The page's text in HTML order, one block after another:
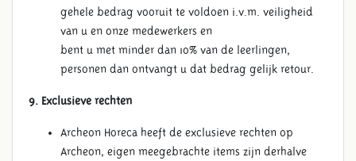
gehele bedrag vooruit te voldoen i.v.m. veiligheid
van u en onze medewerkers en
bent u met minder dan 10% van de leerlingen,
personen dan ontvangt u dat bedrag gelijk retour.
9. Exclusieve rechten
Archeon Horeca heeft de exclusieve rechten op
Archeon, eigen meegebrachte items zijn derhalve